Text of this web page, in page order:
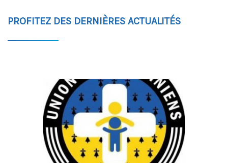
PROFITEZ DES DERNIÈRES ACTUALITÉS